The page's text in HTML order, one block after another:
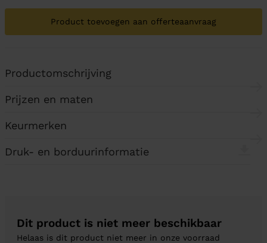
Product toevoegen aan offerteaanvraag
Productomschrijving
Prijzen en maten
Keurmerken
Druk- en borduurinformatie
Dit product is niet meer beschikbaar
Helaas is dit product niet meer in onze voorraad